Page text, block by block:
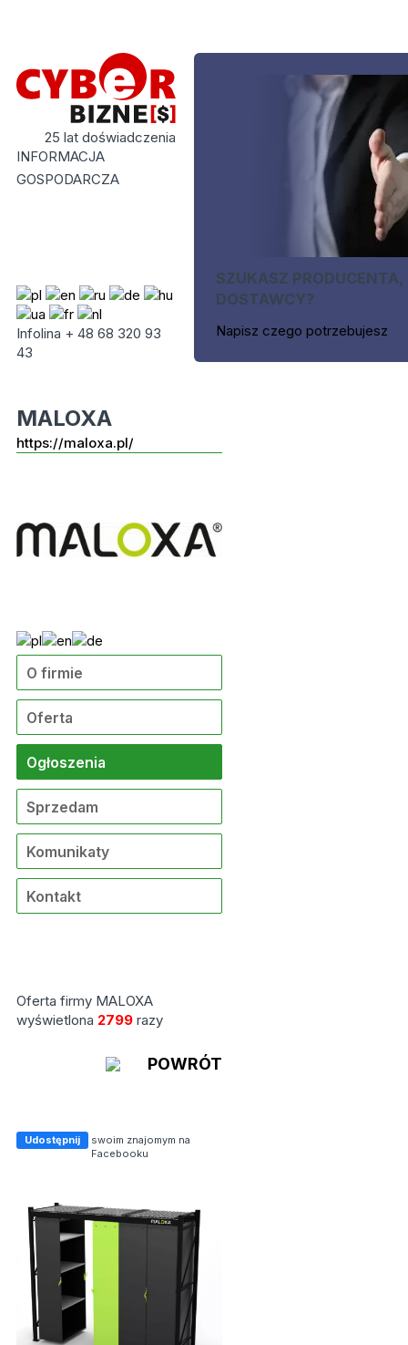
25 lat doświadczenia
INFORMACJA
GOSPODARCZA
Infolina + 48 68 320 93
43
SZUKASZ PRODUCENTA,
DOSTAWCY?
Napisz czego potrzebujesz
MALOXA
https://maloxa.pl/
O firmie
Oferta
Ogłoszenia
Sprzedam
Komunikaty
Kontakt
Oferta firmy MALOXA
wyświetlona 2799razy
POWRÓT
Udostępnij
swoim znajomym na
Facebooku